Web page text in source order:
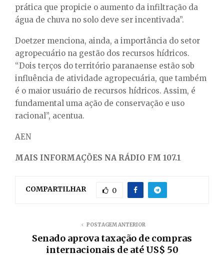
prática que propicie o aumento da infiltração da
água de chuva no solo deve ser incentivada”.
Doetzer menciona, ainda, a importância do setor
agropecuário na gestão dos recursos hídricos.
“Dois terços do território paranaense estão sob
influência de atividade agropecuária, que também
é o maior usuário de recursos hídricos. Assim, é
fundamental uma ação de conservação e uso
racional”, acentua.
AEN
MAIS INFORMAÇÕES NA RÁDIO FM 107.1
COMPARTILHAR 0
POSTAGEM ANTERIOR
Senado aprova taxação de compras
internacionais de até US$ 50